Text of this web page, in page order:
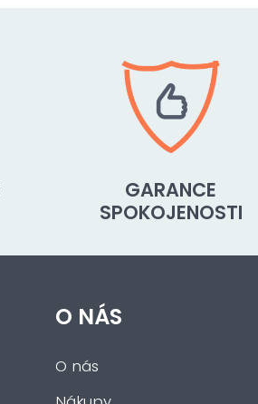
GARANCE
SPOKOJENOSTI
O NÁS
O nás